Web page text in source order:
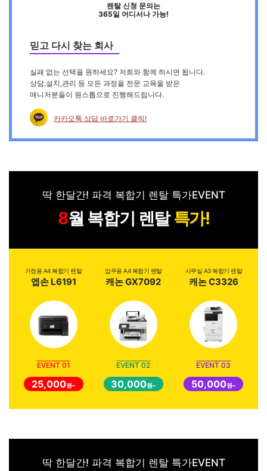
렌탈 신청 문의는
365일 어디서나 가능!
믿고 다시 찾는 회사
실패 없는 선택을 원하세요? 저희와 함께 하시면 됩니다.
상담,설치,관리 등 모든 과정을 전문 교육을 받은
매니저분들이 원스톱으로 진행해드립니다.
카카오톡 상담 바로가기 클릭!
딱 한달간! 파격 복합기 렌탈 특가EVENT
월 복합기 렌탈특가!
가정용 A4 복합기 렌탈
엡손 L6191
EVENT 01
25,000원~
업무용 A4 복합기 렌탈
캐논 GX7092
EVENT 02
30,000원~
사무실 A3 복합기 렌탈
캐논 C3326
EVENT 03
50,000원~
딱 한달간! 파격 복합기 렌탈 특가EVENT